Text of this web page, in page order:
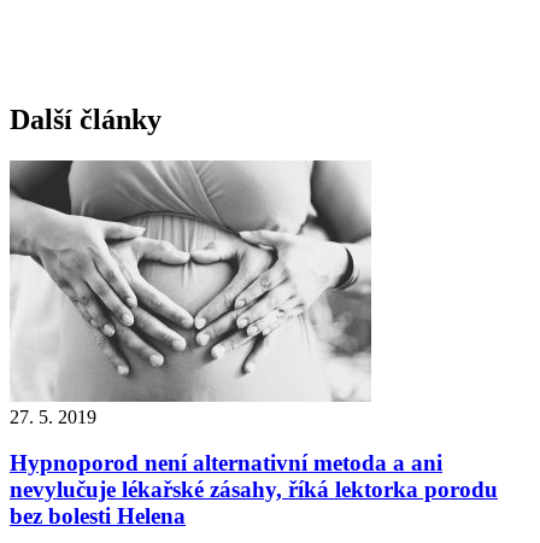
Další články
27. 5. 2019
Hypnoporod není alternativní metoda a ani
nevylučuje lékařské zásahy, říká lektorka porodu
bez bolesti Helena